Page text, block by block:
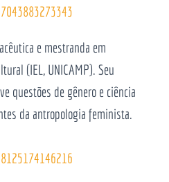
e mestranda em
(IEL, UNICAMP). Seu
questões de gênero e ciência
da antropologia feminista.